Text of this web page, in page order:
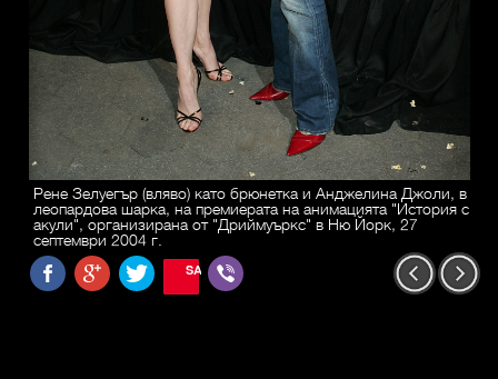
Рене Зелуегър (вляво) като брюнетка и Анджелина Джоли, в
леопардова шарка, на премиерата на анимацията "История с
акули", организирана от "Дриймуъркс" в Ню Йорк, 27
септември 2004 г.
SAVE